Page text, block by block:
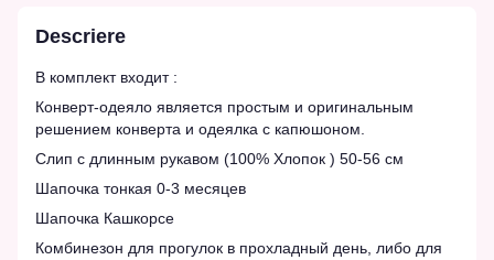
Descriere
В комплект входит :
Конверт-одеяло является простым и оригинальным
решением конверта и одеялка с капюшоном.
Слип с длинным рукавом (100% Хлопок ) 50-56 см
Шапочка тонкая 0-3 месяцев
Шапочка Кашкорсе
Комбинезон для прогулок в прохладный день, либо для